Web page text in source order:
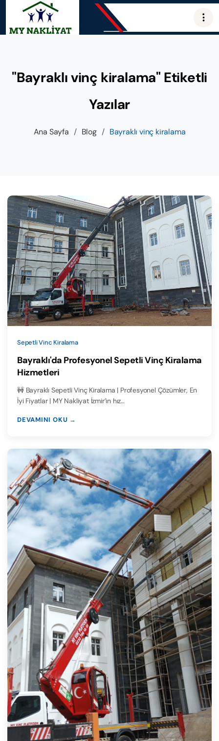
"Bayraklı vinç kiralama" Etiketli
Yazılar
Ana Sayfa / Blog / Bayraklı vinç kiralama
Sepetli Vinc Kiralama
Bayraklı'da Profesyonel Sepetli Vinç Kiralama
Hizmetleri
🚧 Bayraklı Sepetli Vinç Kiralama | Profesyonel Çözümler, En
İyi Fiyatlar | MY Nakliyat İzmir’in hız…
DEVAMINI OKU →